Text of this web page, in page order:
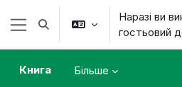
Перейти до головного вмісту
Бокова панель
Переключити введення
Наразі ви
гостьовий
Книга Більше